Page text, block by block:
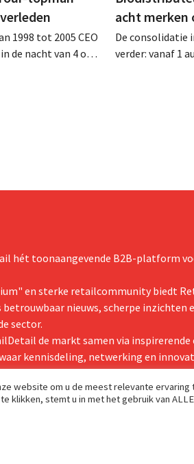
1998 tot 2005 CEO
de nacht van 4 op 5
acht merken
De consolidatie
verder: vanaf 1
hét toonaangevende B2B-platform
en sterke retailcommunity biedt
nieuws, scherpe inzichten
sector.
de markt samen via inspirerende
kennisdeling, netwerking en
website om u de meest relevante
klikken, stemt u in met het gebruik van